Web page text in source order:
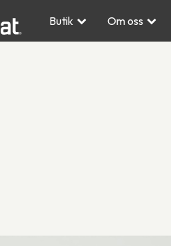
Butik Om oss